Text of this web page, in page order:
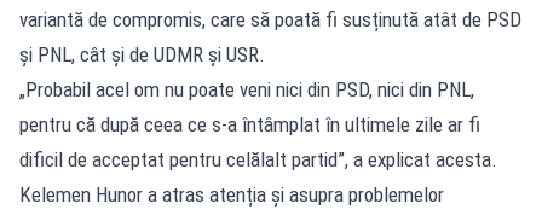
variantă de compromis, care să poată fi susținută atât de PSD
și PNL, cât și de UDMR și USR.
„Probabil acel om nu poate veni nici din PSD, nici din PNL,
pentru că după ceea ce s-a întâmplat în ultimele zile ar fi
dificil de acceptat pentru celălalt partid”, a explicat acesta.
Kelemen Hunor a atras atenția și asupra problemelor